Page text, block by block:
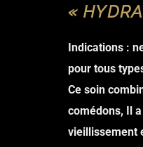
«
Indications :
pour tous
Ce soin
comédons, Il
vieillissement